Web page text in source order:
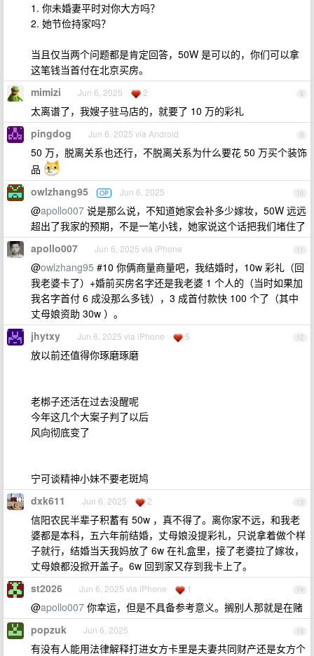
1. 你未婚妻平时对你大方吗？
2. 她节俭持家吗？
当且仅当两个问题都是肯定回答，50W 是可以的，你们可以拿
这笔钱当首付在北京买房。
8
mimizi Jun 6, 2025 2
太离谱了，我嫂子驻马店的，就要了 10 万的彩礼
9
pingdog Jun 6, 2025 via Android
50 万，脱离关系也还行，不脱离关系为什么要花 50 万买个装饰
品
10
owlzhang95 OP Jun 6, 2025
@apollo007 说是那么说，不知道她家会补多少嫁妆，50W 远远
超出了我家的预期，不是一笔小钱，她家说这个话把我们堵住了
11
apollo007 Jun 6, 2025 via iPhone
@owlzhang95 #10 你俩商量商量吧，我结婚时，10w 彩礼（回
我老婆卡了）+婚前买房名字还是我老婆 1 个人的（当时如果加
我名字首付 6 成没那么多钱），3 成首付款快 100 个了（其中
丈母娘资助 30w ）。
12
jhytxy Jun 6, 2025 via iPhone 5
放以前还值得你琢磨琢磨
老梆子还活在过去没醒呢
今年这几个大案子判了以后
风向彻底变了
宁可谈精神小妹不要老斑鸠
13
dxk611 Jun 6, 2025 2
信阳农民半辈子积蓄有 50w ，真不得了。离你家不远，和我老
婆都是本科，五六年前结婚，丈母娘没提彩礼，只说拿着做个样
子就行，结婚当天我妈放了 6w 在礼盒里，接了老婆拉了嫁妆，
丈母娘都没掀开盖子。6w 回到家又存到我卡上了。
14
st2026 Jun 6, 2025 via iPhone 1
@apollo007 你幸运，但是不具备参考意义。搁别人那就是在赌
15
popzuk Jun 6, 2025
有没有人能用法律解释打进女方卡里是夫妻共同财产还是女方个